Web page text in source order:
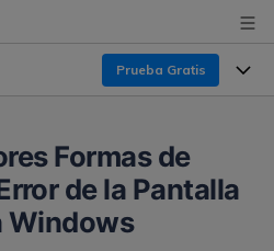
Prueba Gratis
Windows
para Windows
Formas de
de la Pantalla
Windows